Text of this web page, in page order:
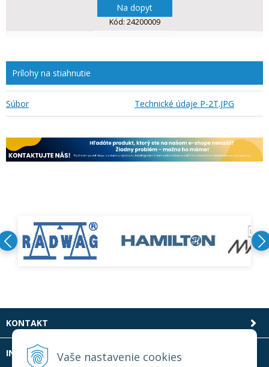
Vaše nastavenie cookies
Na dopyt
Kód: 24200009
Prílohy na stiahnutie
Súbor Technické údaje P-2T.JPG
KONTAKT
INFOLINKA